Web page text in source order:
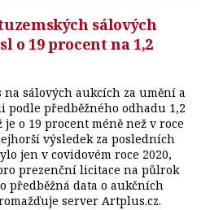
sálových
o 19 procent na 1,2
na sálových aukcích za umění a
předběžného odhadu 1,2
o 19 procent méně než v roce
výsledek za posledních
jen v covidovém roce 2020,
prezenční licitace na půlrok
předběžná data o aukčních
server Artplus.cz.